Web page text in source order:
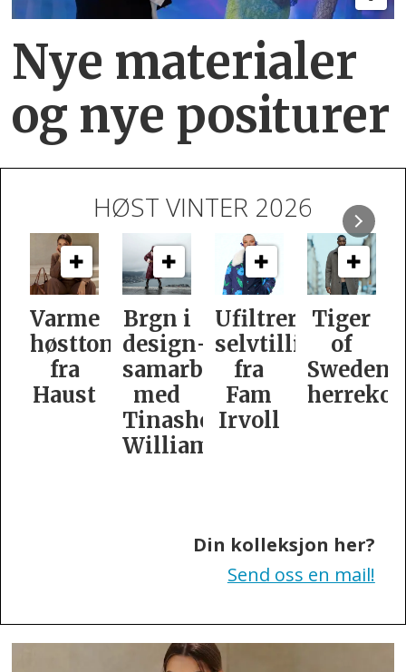
Nye materialer
og nye positurer
HØST VINTER 2026
Brgn i
design­
samarbeid
med
Williamson
Ufiltrert
selvtillit
fra
Fam
Irvoll
Tiger
of
Swedens
herrekolleksjon
Slik
er
dame­
Din kolleksjon her?
Send oss en mail!